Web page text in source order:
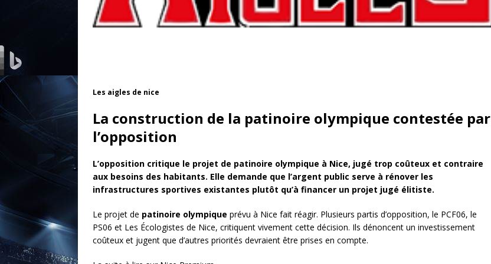
Les aigles de nice
La construction de la patinoire olympique contestée par
l’opposition
L’opposition critique le projet de patinoire olympique à Nice, jugé trop coûteux et contraire
aux besoins des habitants. Elle demande que l’argent public serve à rénover les
infrastructures sportives existantes plutôt qu’à financer un projet jugé élitiste.
Le projet de patinoire olympique prévu à Nice fait réagir. Plusieurs partis d’opposition, le PCF06, le
PS06 et Les Écologistes de Nice, critiquent vivement cette décision. Ils dénoncent un investissement
coûteux et jugent que d’autres priorités devraient être prises en compte.